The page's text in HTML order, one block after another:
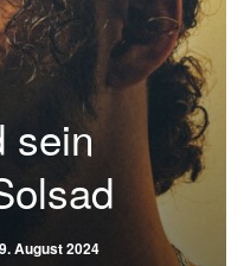
sein
August 2024